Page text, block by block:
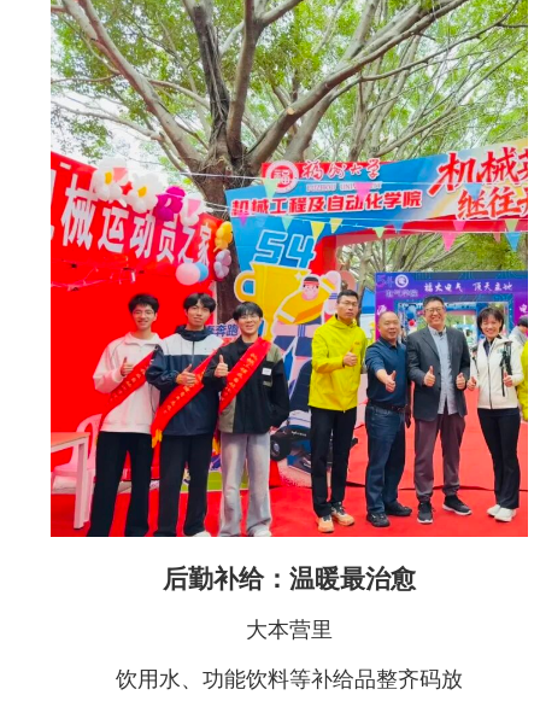
后勤补给：温暖最治愈
大本营里
饮用水、功能饮料等补给品整齐码放